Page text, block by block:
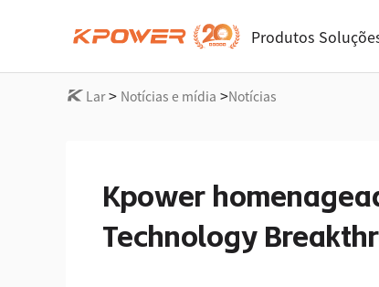
Produtos
Lar> Notícias e mídia >Notícias
Kpower
Technology